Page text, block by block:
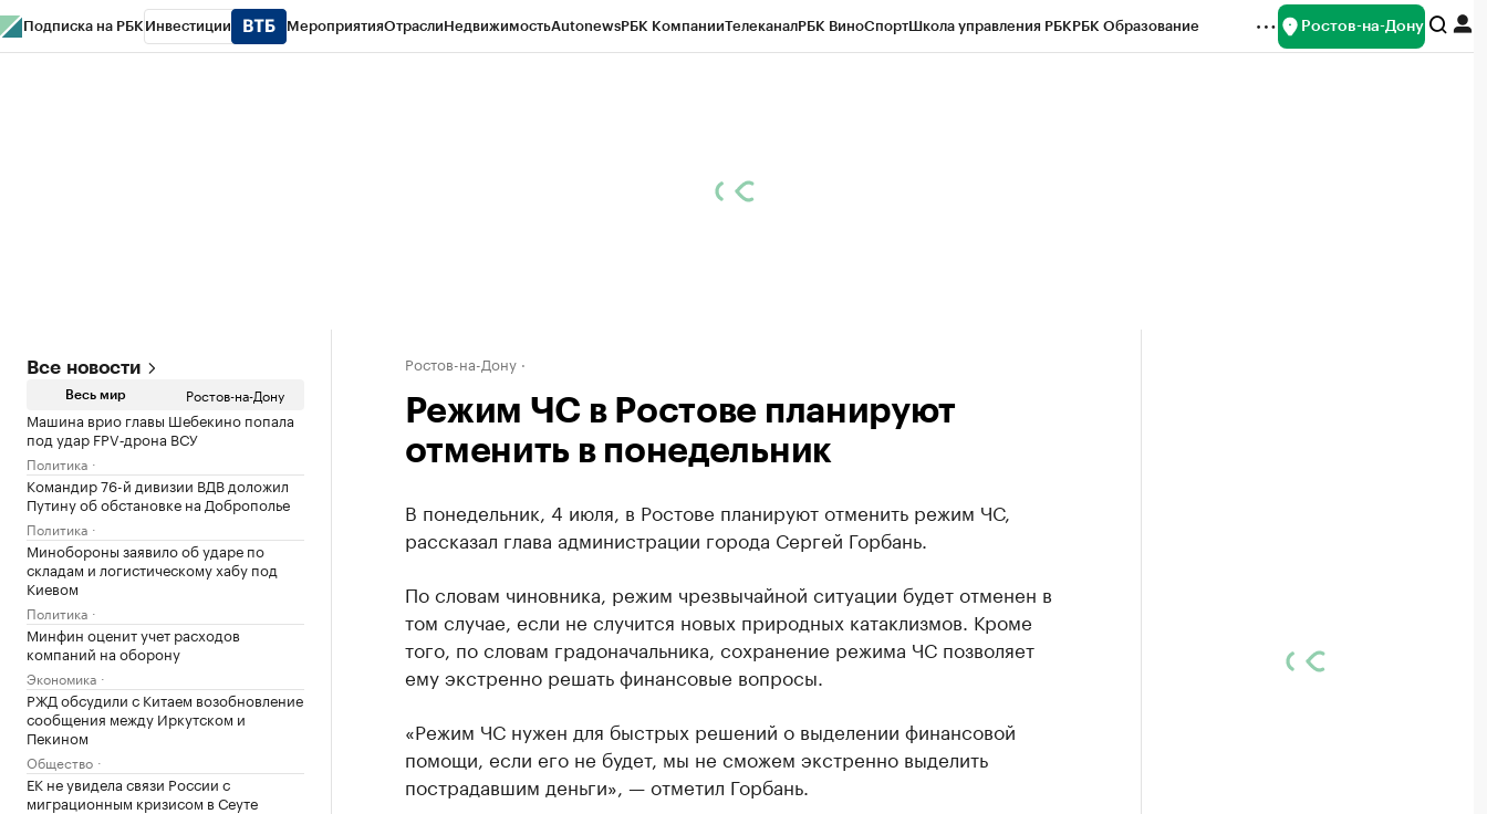
Подписка на РБК Инвестиции МероприятияОтраслиНедвижимостьAutonewsРБК КомпанииТелеканалРБК ВиноСпортШкола управления РБКРБК Образование Ростов-на-Дону
Все новости
Весь мир Ростов-на-Дону
Машина врио главы Шебекино попала
под удар FPV‑дрона ВСУ
Политика
Командир 76-й дивизии ВДВ доложил
Путину об обстановке на Доброполье
Политика
Минобороны заявило об ударе по
складам и логистическому хабу под
Киевом
Политика
Минфин оценит учет расходов
компаний на оборону
Экономика
РЖД обсудили с Китаем возобновление
сообщения между Иркутском и
Пекином
Общество
ЕК не увидела связи России с
миграционным кризисом в Сеуте
Ростов-на-Дону
Режим ЧС в Ростове планируют
отменить в понедельник
В понедельник, 4 июля, в Ростове планируют отменить режим ЧС,
рассказал глава администрации города Сергей Горбань.
По словам чиновника, режим чрезвычайной ситуации будет отменен в
том случае, если не случится новых природных катаклизмов. Кроме
того, по словам градоначальника, сохранение режима ЧС позволяет
ему экстренно решать финансовые вопросы.
«Режим ЧС нужен для быстрых решений о выделении финансовой
помощи, если его не будет, мы не сможем экстренно выделить
пострадавшим деньги», — отметил Горбань.